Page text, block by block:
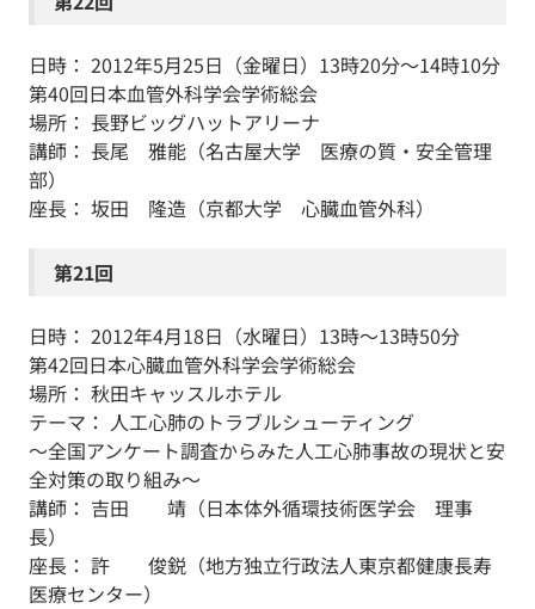
日時： 2012年5月25日（金曜日）13時20分～14時10分
第40回日本血管外科学会学術総会
場所： 長野ビッグハットアリーナ
講師： 長尾 雅能（名古屋大学 医療の質・安全管理
部）
座長： 坂田 隆造（京都大学 心臓血管外科）
第21回
日時： 2012年4月18日（水曜日）13時～13時50分
第42回日本心臓血管外科学会学術総会
場所： 秋田キャッスルホテル
テーマ： 人工心肺のトラブルシューティング
～全国アンケート調査からみた人工心肺事故の現状と安
全対策の取り組み～
講師： 吉田 靖（日本体外循環技術医学会 理事
長）
座長： 許 俊鋭（地方独立行政法人東京都健康長寿
医療センター）